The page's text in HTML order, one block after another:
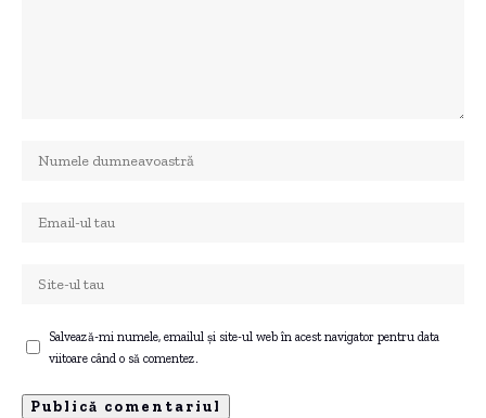
Salvează-mi numele, emailul și site-ul web în acest navigator pentru data
viitoare când o să comentez.